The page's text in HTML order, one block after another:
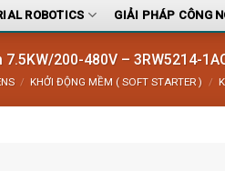
ROBOTICS GIẢI PHÁP CÔNG
200-480V – 3RW5214-
/ KHỞI ĐỘNG MỀM ( SOFT STARTER ) /